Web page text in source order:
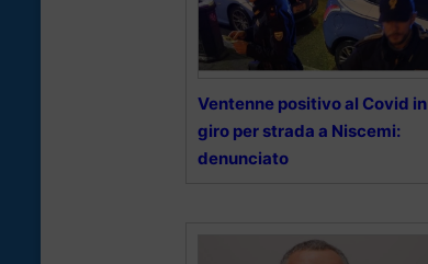
Ventenne positivo al Covid in
giro per strada a Niscemi:
denunciato